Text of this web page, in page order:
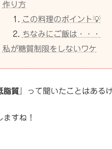
作り方
この料理のポイント💡
ちなみにご飯は・・・
私が糖質制限をしないワケ
脂質 』って聞いたことはある
すね！